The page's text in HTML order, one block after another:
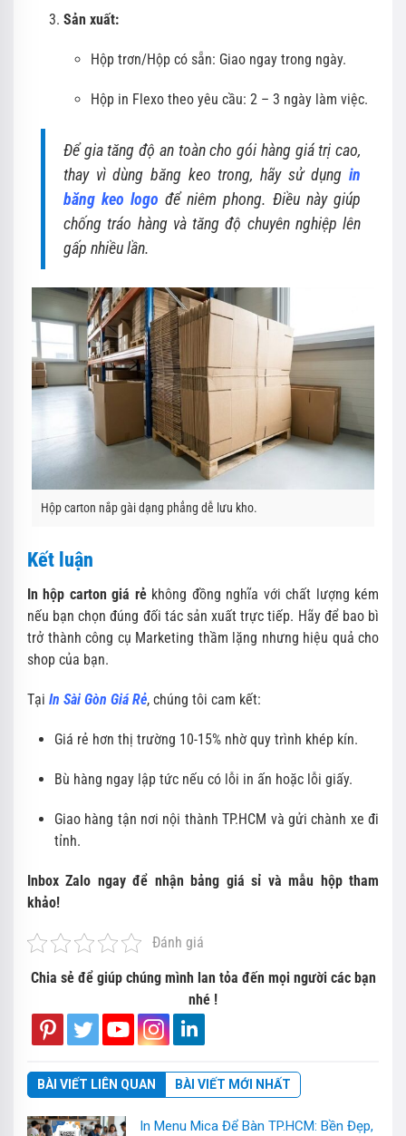
Sản xuất:
Hộp trơn/Hộp có sẵn: Giao ngay trong ngày.
Hộp in Flexo theo yêu cầu: 2 – 3 ngày làm việc.
Để gia tăng độ an toàn cho gói hàng giá trị cao,
thay vì dùng băng keo trong, hãy sử dụng in
băng keo logo để niêm phong. Điều này giúp
chống tráo hàng và tăng độ chuyên nghiệp lên
gấp nhiều lần.
Hộp carton nắp gài dạng phẳng dễ lưu kho.
Kết luận
In hộp carton giá rẻkhông đồng nghĩa với chất lượng kém
nếu bạn chọn đúng đối tác sản xuất trực tiếp. Hãy để bao bì
trở thành công cụ Marketing thầm lặng nhưng hiệu quả cho
shop của bạn.
Tại In Sài Gòn Giá Rẻ, chúng tôi cam kết:
Giá rẻ hơn thị trường 10-15% nhờ quy trình khép kín.
Bù hàng ngay lập tức nếu có lỗi in ấn hoặc lỗi giấy.
Giao hàng tận nơi nội thành TP.HCM và gửi chành xe đi
tỉnh.
Inbox Zalo ngay để nhận bảng giá sỉ và mẫu hộp tham
khảo!
Đánh giá
Chia sẻ để giúp chúng mình lan tỏa đến mọi người các bạn
nhé !
BÀI VIẾT LIÊN QUAN BÀI VIẾT MỚI NHẤT
In Menu Mica Để Bàn TP.HCM: Bền Đẹp,